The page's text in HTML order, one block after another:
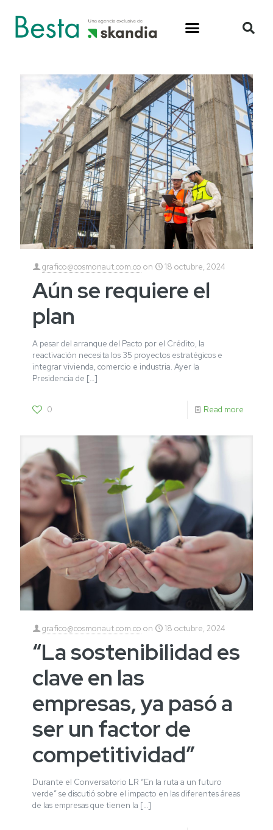
grafico@cosmonaut.com.co on 18 octubre, 2024
Aún se requiere el
plan
A pesar del arranque del Pacto por el Crédito, la
reactivación necesita los 35 proyectos estratégicos e
integrar vivienda, comercio e industria. Ayer la
Presidencia de […]
0 Read more
grafico@cosmonaut.com.co on 18 octubre, 2024
“La sostenibilidad es
clave en las
empresas, ya pasó a
ser un factor de
competitividad”
Durante el Conversatorio LR “En la ruta a un futuro
verde” se discutió sobre el impacto en las diferentes áreas
de las empresas que tienen la […]